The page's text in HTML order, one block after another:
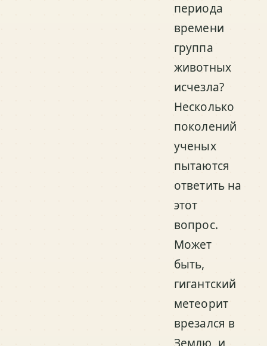
периода
времени
группа
животных
исчезла?
Несколько
поколений
ученых
пытаются
ответить на
этот
вопрос.
Может
быть,
гигантский
метеорит
врезался в